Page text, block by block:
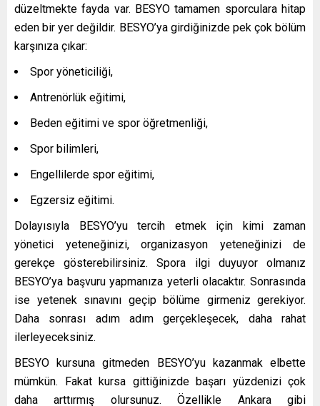
düzeltmekte fayda var. BESYO tamamen sporculara hitap
eden bir yer değildir. BESYO’ya girdiğinizde pek çok bölüm
karşınıza çıkar:
Spor yöneticiliği,
Antrenörlük eğitimi,
Beden eğitimi ve spor öğretmenliği,
Spor bilimleri,
Engellilerde spor eğitimi,
Egzersiz eğitimi.
Dolayısıyla BESYO’yu tercih etmek için kimi zaman
yönetici yeteneğinizi, organizasyon yeteneğinizi de
gerekçe gösterebilirsiniz. Spora ilgi duyuyor olmanız
BESYO’ya başvuru yapmanıza yeterli olacaktır. Sonrasında
ise yetenek sınavını geçip bölüme girmeniz gerekiyor.
Daha sonrası adım adım gerçekleşecek, daha rahat
ilerleyeceksiniz.
BESYO kursuna gitmeden BESYO’yu kazanmak elbette
mümkün. Fakat kursa gittiğinizde başarı yüzdenizi çok
daha arttırmış olursunuz. Özellikle Ankara gibi